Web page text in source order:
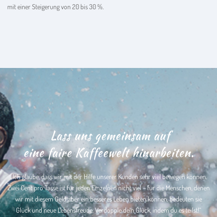
mit einer Steigerung von 20 bis 30 %.
Lass uns gemeinsam auf
eine faire Kaffeewelt hinarbeiten.
„Ich glaube, dass wir mit der Hilfe unserer Kunden sehr viel bewegen können.
Zwei Cent pro Tasse ist für jeden Einzelnen nicht viel – für die Menschen, denen
wir mit diesem Geld aber ein besseres Leben bieten können, bedeuten sie
Glück und neue Lebensfreude. Verdopple dein Glück, indem du es teilst!“